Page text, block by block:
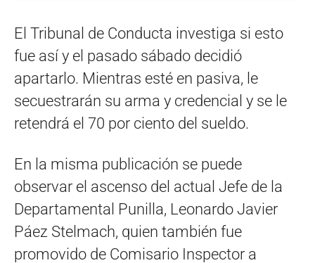
El Tribunal de Conducta investiga si esto
fue así y el pasado sábado decidió
apartarlo. Mientras esté en pasiva, le
secuestrarán su arma y credencial y se le
retendrá el 70 por ciento del sueldo.
En la misma publicación se puede
observar el ascenso del actual Jefe de la
Departamental Punilla, Leonardo Javier
Páez Stelmach, quien también fue
promovido de Comisario Inspector a